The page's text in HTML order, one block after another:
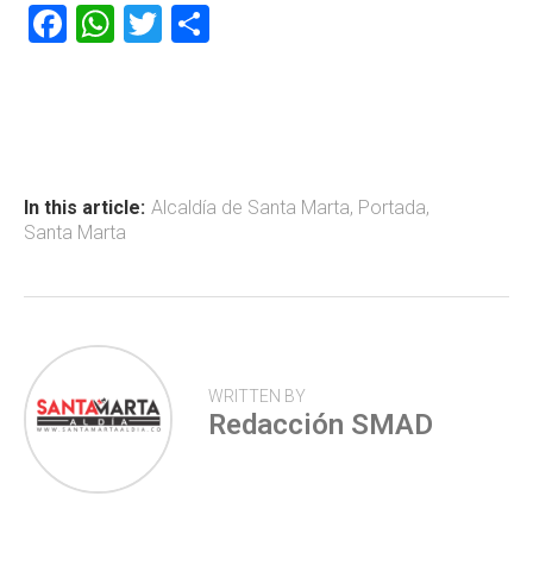
F
ok
W
p
p
T
tir
In this article: Alcaldía de Santa Marta, Portada,
Santa Marta
WRITTEN BY
Redacción SMAD